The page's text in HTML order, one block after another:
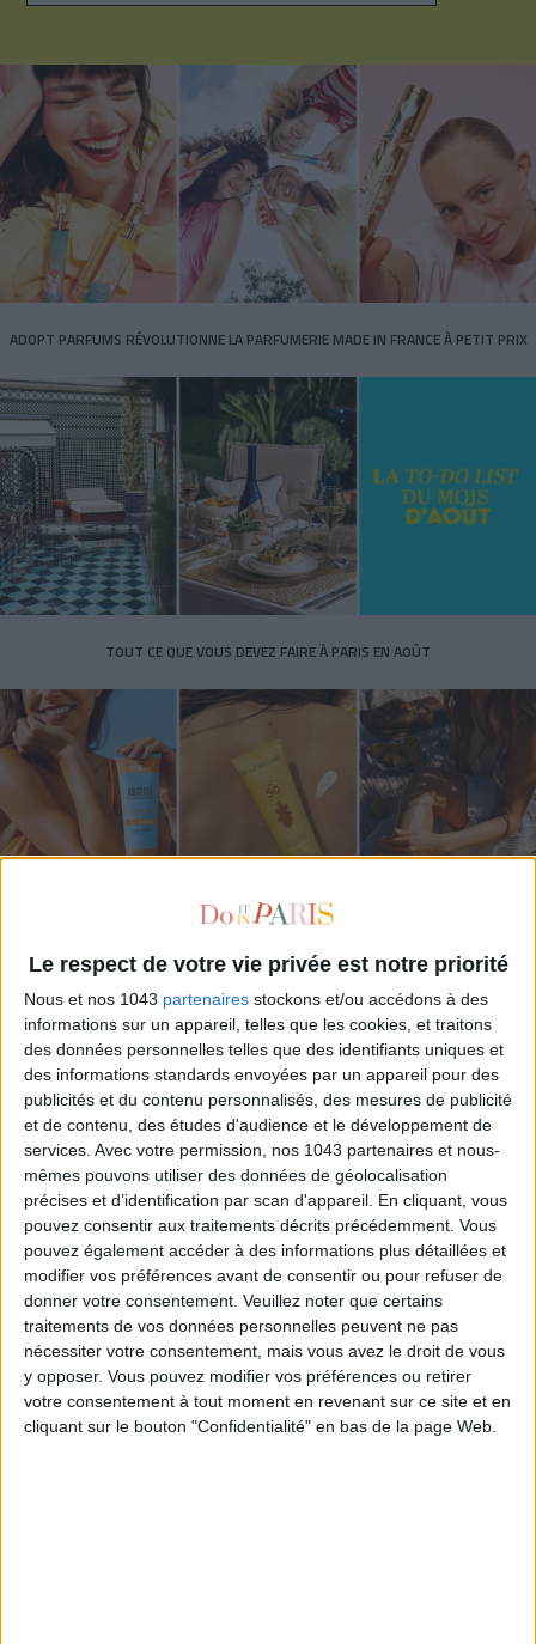
Le respect de votre vie privée est notre priorité
Nous et nos 1043 partenaires stockons et/ou accédons à des
informations sur un appareil, telles que les cookies, et traitons
des données personnelles telles que des identifiants uniques et
des informations standards envoyées par un appareil pour des
publicités et du contenu personnalisés, des mesures de publicité
et de contenu, des études d'audience et le développement de
services. Avec votre permission, nos 1043 partenaires et nous-
mêmes pouvons utiliser des données de géolocalisation
précises et d’identification par scan d'appareil. En cliquant, vous
pouvez consentir aux traitements décrits précédemment. Vous
pouvez également accéder à des informations plus détaillées et
modifier vos préférences avant de consentir ou pour refuser de
donner votre consentement. Veuillez noter que certains
traitements de vos données personnelles peuvent ne pas
nécessiter votre consentement, mais vous avez le droit de vous
y opposer. Vous pouvez modifier vos préférences ou retirer
votre consentement à tout moment en revenant sur ce site et en
cliquant sur le bouton "Confidentialité" en bas de la page Web.
ADOPT PARFUMS RÉVOLUTIONNE LA PARFUMERIE MADE IN FRANCE À PETIT PRIX
TOUT CE QUE VOUS DEVEZ FAIRE À PARIS EN AOÛT
LES SPF 50 QUI DONNENT ENVIE DE SE TARTINER
LES MEILLEURS HÔTELS POUR UN WEEK-END SPA ET GASTRONOMIE